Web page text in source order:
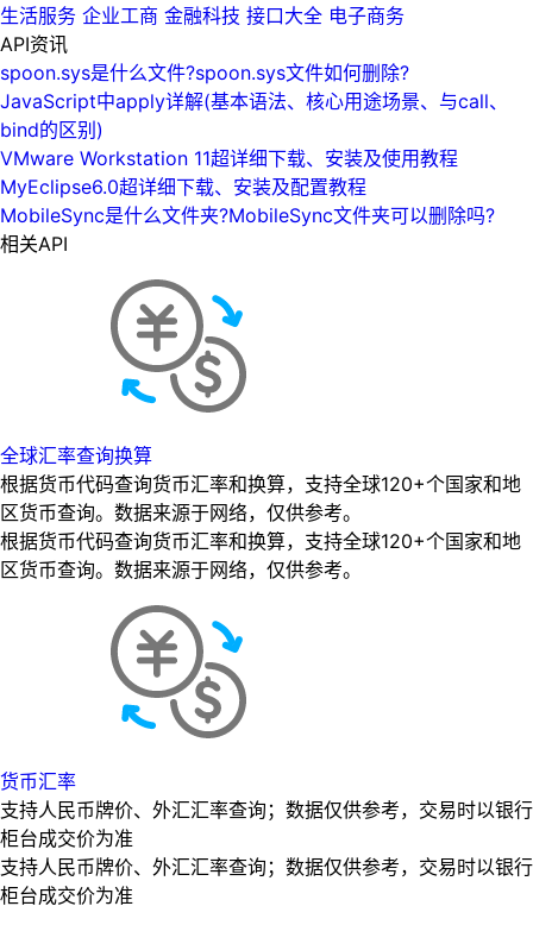
生活服务 企业工商 金融科技 接口大全 电子商务
API资讯
spoon.sys是什么文件?spoon.sys文件如何删除?
JavaScript中apply详解(基本语法、核心用途场景、与call、
bind的区别)
VMware Workstation 11超详细下载、安装及使用教程
MyEclipse6.0超详细下载、安装及配置教程
MobileSync是什么文件夹?MobileSync文件夹可以删除吗?
相关API
全球汇率查询换算
根据货币代码查询货币汇率和换算，支持全球120+个国家和地
区货币查询。数据来源于网络，仅供参考。
根据货币代码查询货币汇率和换算，支持全球120+个国家和地
区货币查询。数据来源于网络，仅供参考。
货币汇率
支持人民币牌价、外汇汇率查询；数据仅供参考，交易时以银行
柜台成交价为准
支持人民币牌价、外汇汇率查询；数据仅供参考，交易时以银行
柜台成交价为准